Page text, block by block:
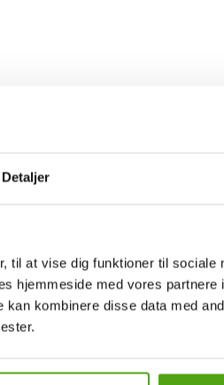
Detaljer
til at vise dig funktioner til sociale
hjemmeside med vores partnere
kombinere disse data med